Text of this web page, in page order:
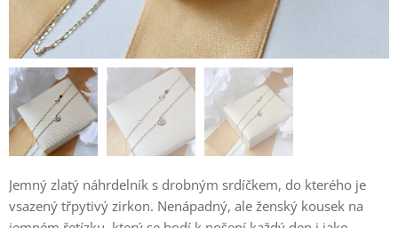
Jemný zlatý náhrdelník s drobným srdíčkem, do kterého je
vsazený třpytivý zirkon. Nenápadný, ale ženský kousek na